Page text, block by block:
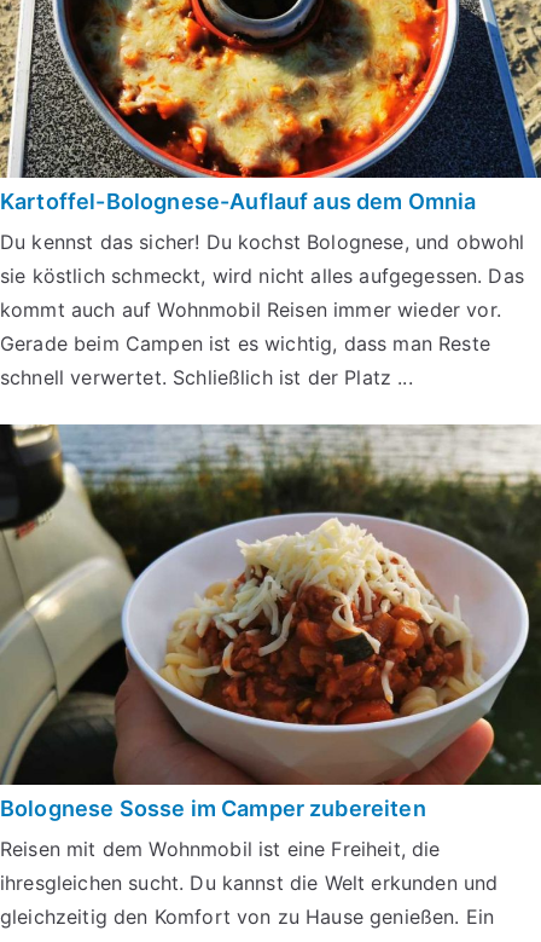
Kartoffel-Bolognese-Auflauf aus dem Omnia
Du kennst das sicher! Du kochst Bolognese, und obwohl
sie köstlich schmeckt, wird nicht alles aufgegessen. Das
kommt auch auf Wohnmobil Reisen immer wieder vor.
Gerade beim Campen ist es wichtig, dass man Reste
schnell verwertet. Schließlich ist der Platz ...
Bolognese Sosse im Camper zubereiten
Reisen mit dem Wohnmobil ist eine Freiheit, die
ihresgleichen sucht. Du kannst die Welt erkunden und
gleichzeitig den Komfort von zu Hause genießen. Ein